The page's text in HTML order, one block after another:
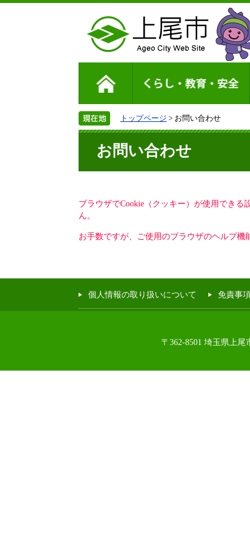
トップページ > お問い合わせ
お問い合わせ
ブラウザでCookie（クッキー）が使用でき
ん。
お手数ですが、ご使用のブラウザのヘルプ機
個人情報の取り扱いについて 免責事
〒362-8501 埼玉県上